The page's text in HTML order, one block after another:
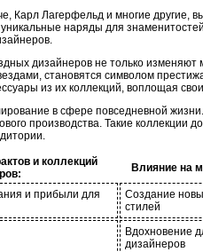
Карл Лагерфельд и многие другие,
уникальные наряды для
дизайнеров не только
становятся символом
из их коллекций, воплощая
в сфере повседневной
производства. Такие коллекции
и коллекций
Влияние на
и прибыли для
Создание
стилей
Вдохновение
дизайнеров